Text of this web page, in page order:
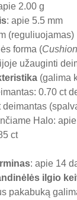
2.00 g
: apie 5.5 mm
(reguliuojamas)
forma (
užauginti
(galima
0.70 ct
Halo:
ct
: apie 14
ilgio
pakabuką